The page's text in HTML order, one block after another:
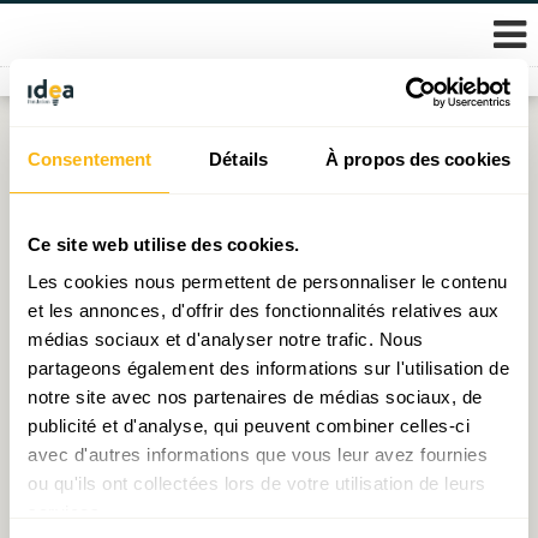
Consentement Détails À propos des cookies
Ce site web utilise des cookies.
Les cookies nous permettent de personnaliser le contenu
et les annonces, d'offrir des fonctionnalités relatives aux
médias sociaux et d'analyser notre trafic. Nous
partageons également des informations sur l'utilisation de
notre site avec nos partenaires de médias sociaux, de
publicité et d'analyse, qui peuvent combiner celles-ci
avec d'autres informations que vous leur avez fournies
ou qu'ils ont collectées lors de votre utilisation de leurs
Skip
content
Étiquette : demographie
Décryptage N°31 : Job rotation scheme : une best
practice à la danoise
Publié le10.04.2024parIoana Pop (économiste)
Étude IDEA : Une vision territoriale pour le
Luxembourg à long terme – Fir eng kohärent
Entwécklung vum Land
Publié le27.02.2023parIDEA